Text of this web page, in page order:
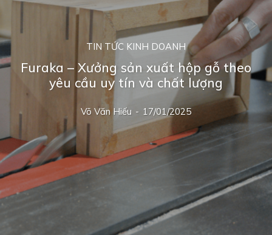
TIN TỨC KINH DOANH
Furaka – Xưởng sản xuất hộp gỗ theo
yêu cầu uy tín và chất lượng
Võ Văn Hiếu - 17/01/2025